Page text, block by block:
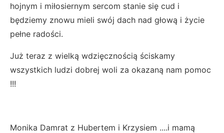
hojnym i miłosiernym sercom stanie się cud i
będziemy znowu mieli swój dach nad głową i życie
pełne radości.
Już teraz z wielką wdzięcznością ściskamy
wszystkich ludzi dobrej woli za okazaną nam pomoc
!!!
Monika Damrat z Hubertem i Krzysiem ....i mamą